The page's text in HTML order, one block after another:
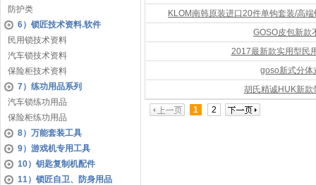
防护类
6）锁匠技术资料.软件
民用锁技术资料
汽车锁技术资料
保险柜技术资料
7）练功用品系列
汽车锁练功用品
保险柜练功用品
8）万能套装工具
9）游戏机专用工具
10）钥匙复制机配件
11）锁匠自卫、防身用品
KLOM南韩原装进口20件单钩套装/高
GOSO皮包新款
2017最新款实用型民
goso新式分体
胡氏精诚HUK新款
1 2